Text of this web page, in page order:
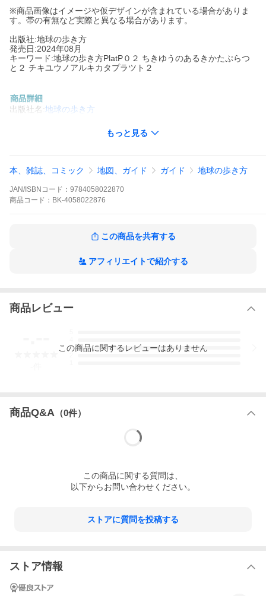
※商品画像はイメージや仮デザインが含まれている場合がありま
す。帯の有無など実際と異なる場合があります。
出版社:地球の歩き方
発売日:2024年08月
キーワード:地球の歩き方PlatP０２ ちきゆうのあるきかたぷらつ
と２ チキユウノアルキカタプラツト２
出版社名:地球の歩き方
これ１冊にすべて凝縮！自分流に旅を楽しむためのコンパクトガ
イド。最旬スポットを楽しむ！サミット、リトルアイランド他。
※本データはこの商品が発売された時点の情報です。
もっと見る
本、雑誌、コミック 地図、ガイド ガイド 地球の歩き方
JAN/ISBNコード： 9784058022870
商品 コード： BK-4058022876
この商品を共有する
アフィリエイトで紹介する
商品レビュー
3
この商品に関するレビューはありません
商品Q&A （0件）
この商品に関する質問は、
以下からお問い合わせください。
ストアに質問を投稿する
ストア情報